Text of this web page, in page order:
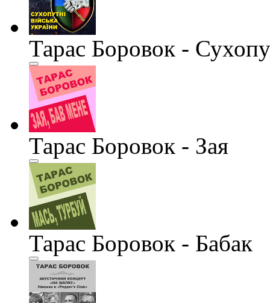
Тарас Боровок -
Тарас Боровок - Зая
Тарас Боровок - Бабак